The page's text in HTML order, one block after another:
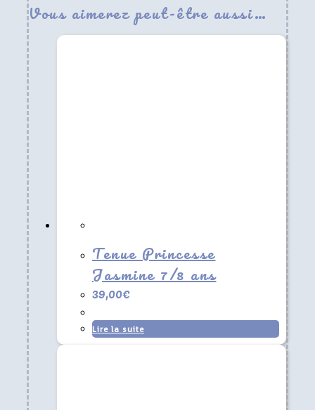
Vous aimerez peut-être aussi…
Tenue Princesse
Jasmine 7/8 ans
39,00€
Lire la suite